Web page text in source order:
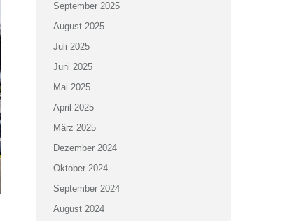
September 2025
August 2025
Juli 2025
Juni 2025
Mai 2025
April 2025
März 2025
Dezember 2024
Oktober 2024
September 2024
August 2024